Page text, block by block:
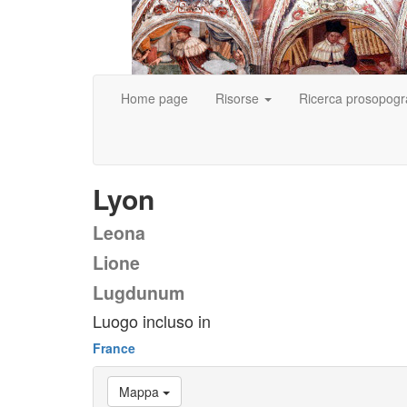
Home page Risorse Ricerca
Lyon
Leona
Lione
Lugdunum
Luogo incluso in
France
Mappa